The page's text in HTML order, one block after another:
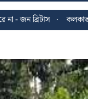
কলকাতায় ২৪